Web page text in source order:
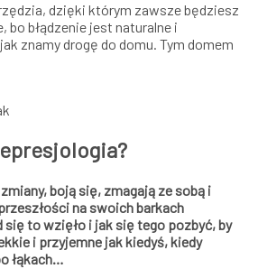
dzięki którym zawsze będziesz
bo błądzenie jest naturalne i
znamy drogę do domu. Tym domem
boją się, zmagają ze sobą i
na swoich barkach
to wzięło i jak się tego pozbyć, by
i przyjemne jak kiedyś, kiedy
łąkach…